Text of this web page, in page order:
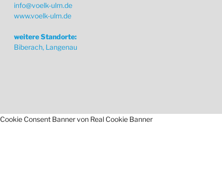
info@voelk-ulm.de
www.voelk-ulm.de
weitere Standorte:
Biberach, Langenau
Cookie Consent Banner von Real Cookie Banner